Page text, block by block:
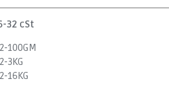
32 cSt
100GM
3KG
16KG